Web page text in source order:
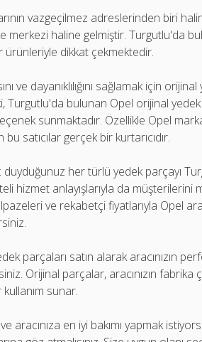
vazgeçilmez adreslerinden biri
merkezi haline gelmiştir. Turgutlu'da
ürünleriyle dikkat çekmektedir.
ve dayanıklılığını sağlamak için
Turgutlu'da bulunan Opel orijinal
sunmaktadır. Özellikle Opel
satıcılar gerçek bir kurtarıcıdır.
duyduğunuz her türlü yedek parçayı
hizmet anlayışlarıyla da
ve rekabetçi fiyatlarıyla Opel
parçaları satın alarak aracınızın
Orijinal parçalar, aracınızın fabrika
sunar.
aracınıza en iyi bakımı yapmak